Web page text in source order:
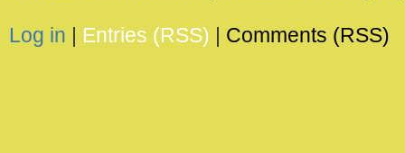
Log in Entries (RSS) Comments (RSS)